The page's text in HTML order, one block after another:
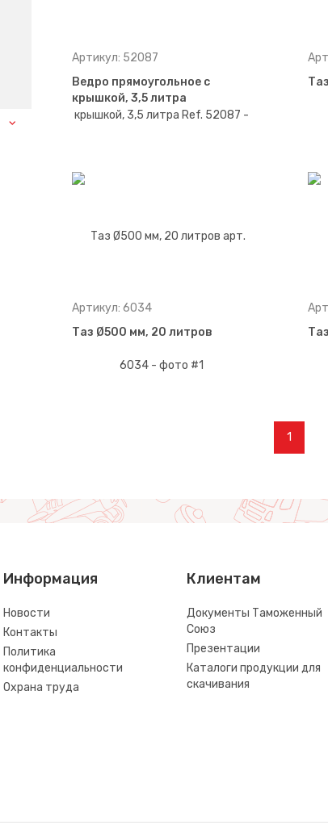
Артикул: 52087
Ведро прямоугольное с
крышкой, 3,5 литра
Артикул: 6034
Таз Ø500 мм, 20 литров
1
Информация
Новости
Контакты
Политика
конфиденциальности
Охрана труда
Клиентам
Документы Таможенный
Союз
Презентации
Каталоги продукции для
скачивания